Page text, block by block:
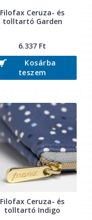
Filofax Ceruza- és
tolltartó Garden
6.337 Ft
Kosárba
teszem
Filofax Ceruza- és
tolltartó Indigo